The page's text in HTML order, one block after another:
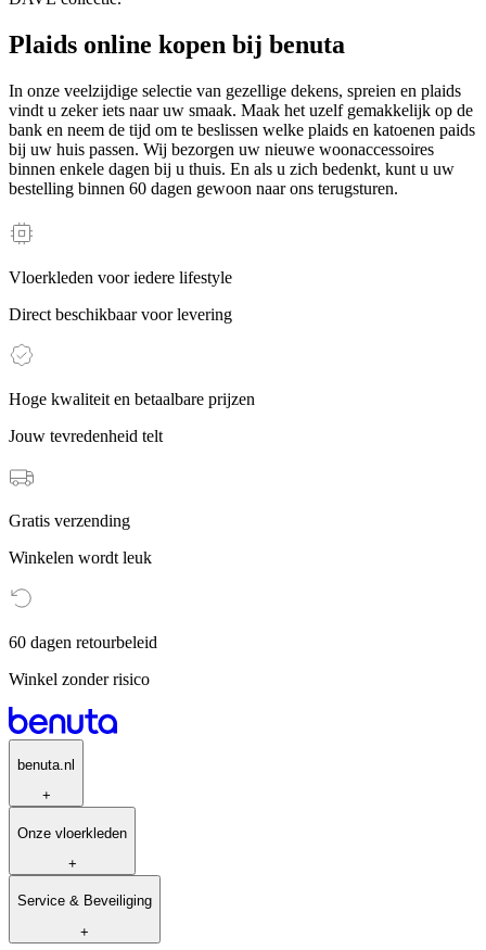
Plaids online kopen bij benuta
In onze veelzijdige selectie van gezellige dekens, spreien en plaids
vindt u zeker iets naar uw smaak. Maak het uzelf gemakkelijk op de
bank en neem de tijd om te beslissen welke plaids en katoenen paids
bij uw huis passen. Wij bezorgen uw nieuwe woonaccessoires
binnen enkele dagen bij u thuis. En als u zich bedenkt, kunt u uw
bestelling binnen 60 dagen gewoon naar ons terugsturen.
Vloerkleden voor iedere lifestyle
Direct beschikbaar voor levering
Hoge kwaliteit en betaalbare prijzen
Jouw tevredenheid telt
Gratis verzending
Winkelen wordt leuk
60 dagen retourbeleid
Winkel zonder risico
benuta.nl
+
Onze vloerkleden
+
Service & Beveiliging
+